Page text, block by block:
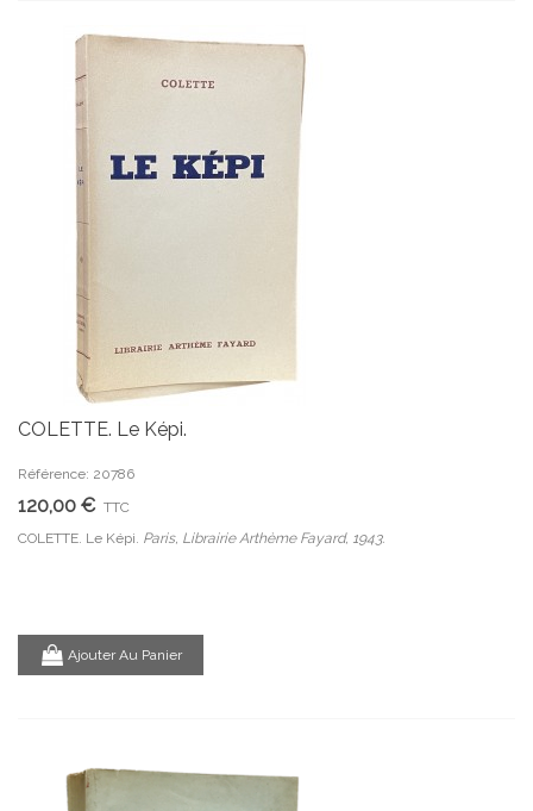
COLETTE. Le Képi.
Référence: 20786
120,00 € TTC
COLETTE. Le Képi. Paris, Librairie Arthème Fayard, 1943.
Ajouter Au Panier